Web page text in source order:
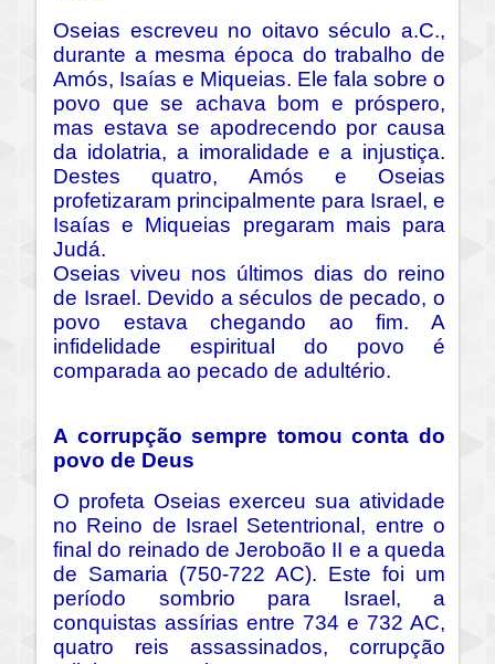
Oseias escreveu no oitavo século a.C.,
durante a mesma época do trabalho de
Amós, Isaías e Miqueias. Ele fala sobre o
povo que se achava bom e próspero,
mas estava se apodrecendo por causa
da idolatria, a imoralidade e a injustiça.
Destes quatro, Amós e Oseias
profetizaram principalmente para Israel, e
Isaías e Miqueias pregaram mais para
Judá.
Oseias viveu nos últimos dias do reino
de Israel. Devido a séculos de pecado, o
povo estava chegando ao fim. A
infidelidade espiritual do povo é
comparada ao pecado de adultério.
A corrupção sempre tomou conta do
povo de Deus
O profeta Oseias exerceu sua atividade
no Reino de Israel Setentrional, entre o
final do reinado de Jeroboão II e a queda
de Samaria (750-722 AC). Este foi um
período sombrio para Israel, a
conquistas assírias entre 734 e 732 AC,
quatro reis assassinados, corrupção